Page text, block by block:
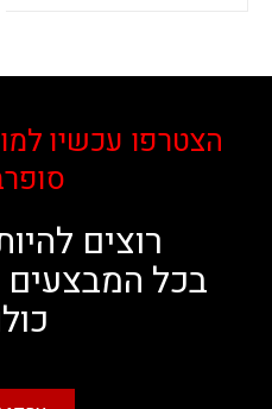
הצטרפו עכשיו
רוצים
בכל המבצעים